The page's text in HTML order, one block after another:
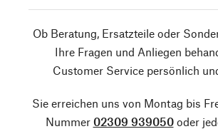
Ob Beratung, Ersatzteile oder
Ihre Fragen und Anliegen
Customer Service persönlich
Sie erreichen uns von Montag bis
Nummer 02309 939050oder